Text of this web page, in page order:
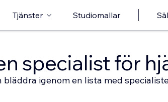
Tjänster Studiomallar
specialist för
bläddra igenom en lista med